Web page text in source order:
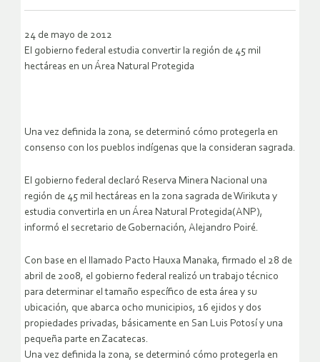
24 de mayo de 2012
El gobierno federal estudia convertir la región de 45 mil
hectáreas en un Área Natural Protegida
Una vez definida la zona, se determinó cómo protegerla en
consenso con los pueblos indígenas que la consideran sagrada.
El gobierno federal declaró Reserva Minera Nacional una
región de 45 mil hectáreas en la zona sagrada de Wirikuta y
estudia convertirla en un Área Natural Protegida(ANP),
informó el secretario de Gobernación, Alejandro Poiré.
Con base en el llamado Pacto Hauxa Manaka, firmado el 28 de
abril de 2008, el gobierno federal realizó un trabajo técnico
para determinar el tamaño específico de esta área y su
ubicación, que abarca ocho municipios, 16 ejidos y dos
propiedades privadas, básicamente en San Luis Potosí y una
pequeña parte en Zacatecas.
Una vez definida la zona, se determinó cómo protegerla en